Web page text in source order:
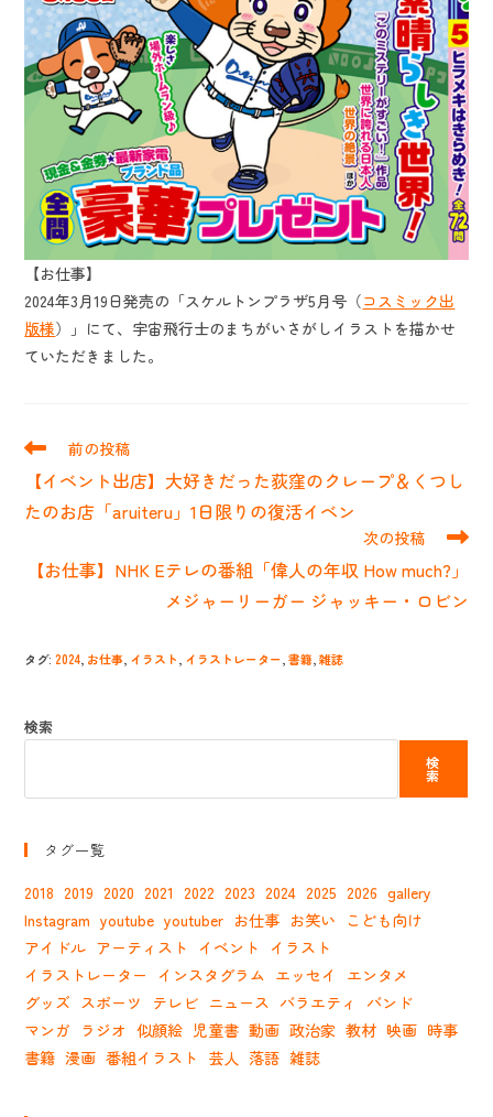
【お仕事】
2024年3月19日発売の「スケルトンプラザ5月号（コスミック出
版様）」にて、宇宙飛行士のまちがいさがしイラストを描かせ
ていただきました。
そ
他
の
を
前の投稿
【イベント出店】大好きだった荻窪のクレープ＆くつし
たのお店「aruiteru」1日限りの復活イベン
次の投稿
【お仕事】NHK Eテレの番組「偉人の年収 How much?」
メジャーリーガー ジャッキー・ロビン
タグ:2024, お仕事, イラスト, イラストレーター, 書籍, 雑誌
検索
検
索
タグ一覧
2018 2019 2020 2021 2022 2023 2024 2025 2026 gallery
Instagram youtube youtuber お仕事 お笑い こども向け
アイドル アーティスト イベント
イラスト
イラストレーター
インスタグラム エッセイ
エンタメ
グッズ スポーツ テレビ ニュース バラエティ
バンド
マンガ ラジオ 似顔絵 児童書 動画 政治家 教材 映画 時事
書籍 漫画 番組イラスト 芸人 落語 雑誌